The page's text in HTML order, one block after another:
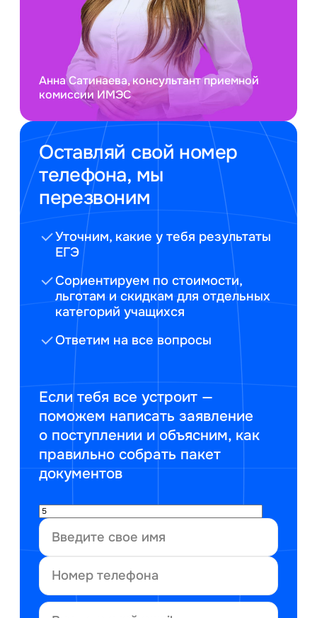
Оставляй свой номер
телефона, мы
перезвоним
Уточним, какие у тебя результаты
ЕГЭ
Сориентируем по стоимости,
льготам и скидкам для отдельных
категорий учащихся
Ответим на все вопросы
Если тебя все устроит —
поможем написать заявление
о поступлении и объясним, как
правильно собрать пакет
документов
Анна Сатинаева, консультант приемной
комиссии ИМЭС